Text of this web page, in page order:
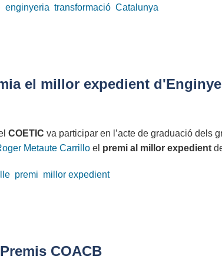
enginyeria transformació Catalunya
el millor expedient
COETIC va participar en l’acte de graduació dels
Metaute Carrillo el premi al millor expedient
premi millor expedient
COACB